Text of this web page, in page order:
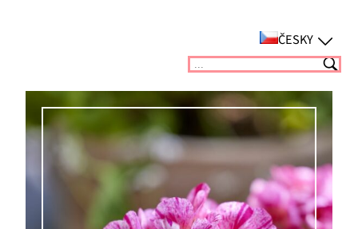
ČESKY
Suchen